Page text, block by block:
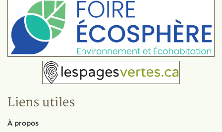
Liens utiles
À propos